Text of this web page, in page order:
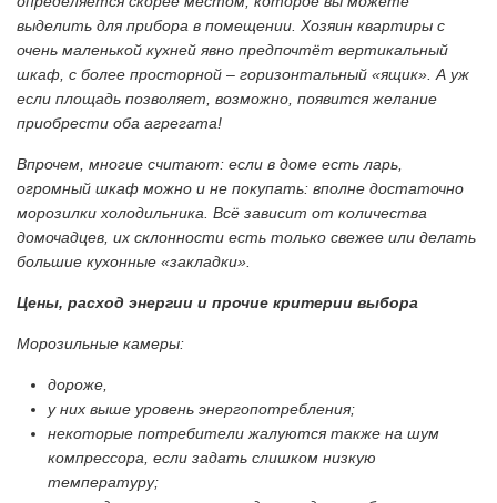
выделить для прибора в помещении. Хозяин квартиры с
очень маленькой кухней явно предпочтёт вертикальный
шкаф, с более просторной – горизонтальный «ящик». А уж
если площадь позволяет, возможно, появится желание
приобрести оба агрегата!
Впрочем, многие считают: если в доме есть ларь,
огромный шкаф можно и не покупать: вполне достаточно
морозилки холодильника. Всё зависит от количества
домочадцев, их склонности есть только свежее или делать
большие кухонные «закладки».
Цены, расход энергии и прочие критерии выбора
Морозильные камеры:
дороже,
у них выше уровень энергопотребления;
некоторые потребители жалуются также на шум
компрессора, если задать слишком низкую
температуру;